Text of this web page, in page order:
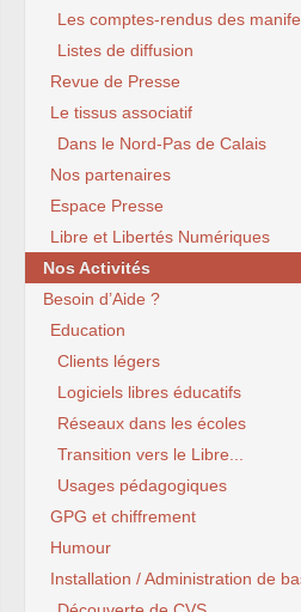
Les comptes-rendus des
Listes de diffusion
Revue de Presse
Le tissus associatif
Dans le Nord-Pas de Calais
Nos partenaires
Espace Presse
Libre et Libertés Numériques
Nos Activités
Besoin d’Aide ?
Education
Clients légers
Logiciels libres éducatifs
Réseaux dans les écoles
Transition vers le Libre...
Usages pédagogiques
GPG et chiffrement
Humour
Installation / Administration de